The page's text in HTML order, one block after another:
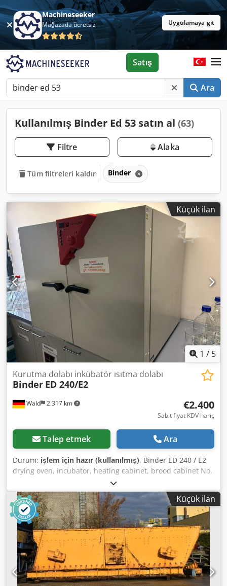
Machineseeker
Mağazada ücretsiz Uygulamaya git
Ara
Satış
Kullanılmış Binder Ed 53 satın al (63)
Filtre Alaka
Tüm filtreleri kaldır Binder
Küçük ilan
1 / 5
Wald 2.317 km
Kurutma dolabı inkübatör ısıtma dolabı
Binder ED 240/E2
€2.400
Sabit fiyat KDV hariç
Talep etmek Ara
Durum: işlem için hazır (kullanılmış), Binder ED 240 / E2
drying oven, incubator, heating cabinet, brood cabinet No.
1147 Set temperature: 300°C Dimensions (internal): 800
mm × 500 mm × 600 mm (W x D x H) Dimensions (external):
1040 mm × 800 mm × 820 mm (W x D x H) Weight: approx.
85 kg Power: 2.70 kW Dsdpfxeyvun Ij Afkeck You are
welcome to come for an inspection. We can also organize
an affordable shipping service for you! You will receive a
proper invoice. For foreign customers, a net invoice can
also be issued, provided you have a valid VAT ID number.
Subject to prior sale. Visit our shop and also check out our
other offers. The stated company names and trademarks
Küçük ilan